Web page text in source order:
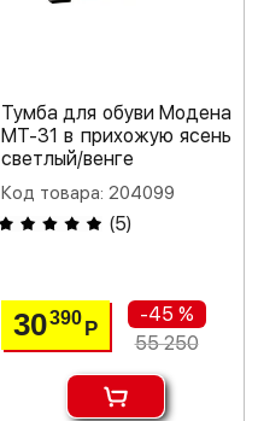
Тумба для обуви Модена
МТ-31 в прихожую ясень
светлый/венге
Код товара: 204099
(5)
30390 Р
-45 %
55 250